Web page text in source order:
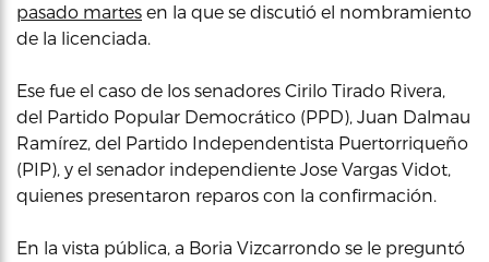
pasado martes en la que se discutió el nombramiento
de la licenciada.
Ese fue el caso de los senadores Cirilo Tirado Rivera,
del Partido Popular Democrático (PPD), Juan Dalmau
Ramírez, del Partido Independentista Puertorriqueño
(PIP), y el senador independiente Jose Vargas Vidot,
quienes presentaron reparos con la confirmación.
En la vista pública, a Boria Vizcarrondo se le preguntó